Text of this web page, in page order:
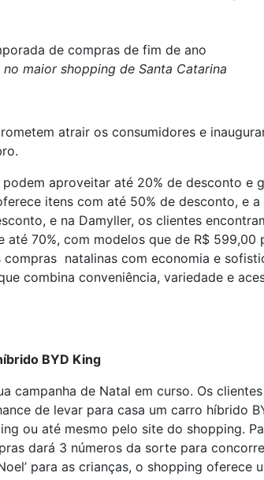
de compras de fim de ano
maior shopping de Santa Catarina
atrair os consumidores e
aproveitar até 20% de desconto e
itens com até 50% de desconto, e a
e na Damyller, os clientes
70%, com modelos que de R$ 599,00
natalinas com economia e
combina conveniência, variedade e
BYD King
campanha de Natal em curso. Os
de levar para casa um carro híbrido
ou até mesmo pelo site do shopping.
dará 3 números da sorte para
para as crianças, o shopping oferece